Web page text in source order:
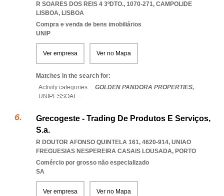
R SOARES DOS REIS 4 3ºDTO., 1070-271, CAMPOLIDE
LISBOA, LISBOA
Compra e venda de bens imobiliários
UNIP
Ver empresa Ver no Mapa
Matches in the search for:
Activity categories: ...GOLDEN PANDORA PROPERTIES,
UNIPESSOAL...
Grecogeste - Trading De Produtos E Serviços,
S.a.
R DOUTOR AFONSO QUINTELA 161, 4620-914, UNIAO
FREGUESIAS NESPEREIRA CASAIS LOUSADA, PORTO
Comércio por grosso não especializado
SA
Ver empresa Ver no Mapa